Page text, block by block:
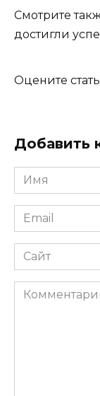
Смотрите
достигли
Оцените
Добавить
Имя
*
Email
*
Сайт
Комментарий